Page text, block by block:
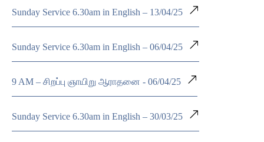
Sunday Service 6.30am in English – 13/04/25
Sunday Service 6.30am in English – 06/04/25
9 AM – சிறப்பு ஞாயிறு ஆராதனை - 06/04/25
Sunday Service 6.30am in English – 30/03/25